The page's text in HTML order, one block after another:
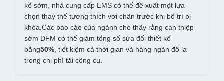
kế sớm, nhà cung cấp EMS có thể đề xuất một lựa
chọn thay thế tương thích với chân trước khi bố trí bị
khóa.Các báo cáo của ngành cho thấy rằng can thiệp
sớm DFM có thể giảm tổng số sửa đổi thiết kế
bằng50% , tiết kiệm cả thời gian và hàng ngàn đô la
trong chi phí tái công cụ.